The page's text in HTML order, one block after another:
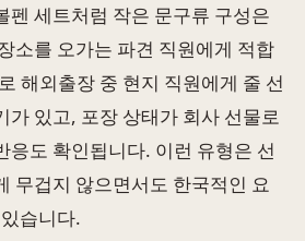
펜 세트처럼 작은 문구류 구성은
소를 오가는 파견 직원에게 적합
해외출장 중 현지 직원에게 줄 선
가 있고, 포장 상태가 회사 선물로
응도 확인됩니다. 이런 유형은 선
무겁지 않으면서도 한국적인 요
습니다.